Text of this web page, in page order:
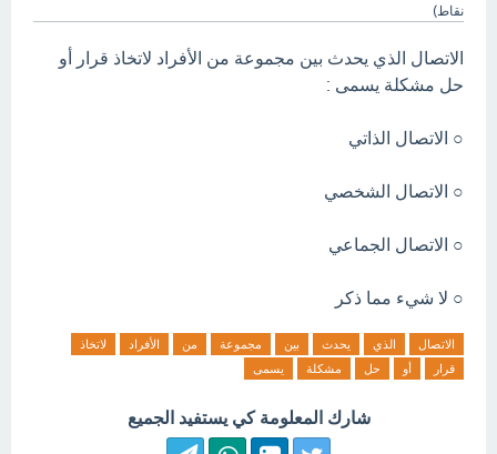
نقاط)
الاتصال الذي يحدث بين مجموعة من الأفراد لاتخاذ قرار أو
حل مشكلة يسمى :
○ الاتصال الذاتي
○ الاتصال الشخصي
○ الاتصال الجماعي
○ لا شيء مما ذكر
الاتصال الذي يحدث بين مجموعة من الأفراد
لاتخاذ
قرار
أو حل مشكلة يسمى
شارك المعلومة كي يستفيد الجميع